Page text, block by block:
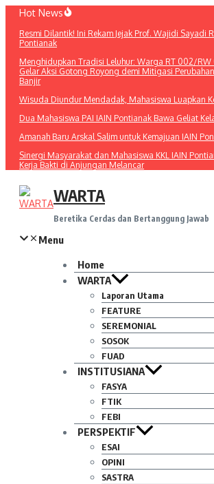
Lewati
konten
Hot News
Resmi Dilantik! Ini Rekam Jejak Prof. Wajidi Sayadi
Pontianak
Menghidupkan Tradisi Leluhur: Warga RT 002/
Gelar Aksi Gotong Royong demi Mitigasi
Banjir
Wisuda Diundur Mendadak, Mahasiswa Luapkan
Dua Mahasiswa PAI IAIN Pontianak Bawa Geliat
Amanah Baru Arskal Salim untuk Kemajuan IAIN
Sinergi Masyarakat dan Mahasiswa KKL IAIN
Kerja Bakti di Anjungan Melancar
WARTA
Beretika Cerdas dan Bertanggung Jawab
Menu
Home
WARTA
Laporan Utama
FEATURE
SEREMONIAL
SOSOK
FUAD
INSTITUSIANA
FASYA
FTIK
FEBI
PERSPEKTIF
ESAI
OPINI
SASTRA